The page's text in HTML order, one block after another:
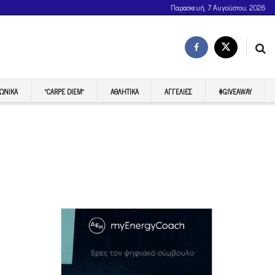
Παρασκευή, 7 Αυγούστου, 2026
“CARPE DIEM” ΑΘΛΗΤΙΚΆ ΑΓΓΕΛΊΕΣ #GIVEAWAY